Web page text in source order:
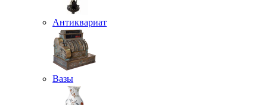
Антиквариат
Вазы